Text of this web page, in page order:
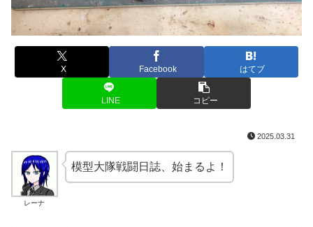
X Facebook はてブ
LINE コピー
2025.03.31
レーナ
模型大隊戦闘日誌、始まるよ！